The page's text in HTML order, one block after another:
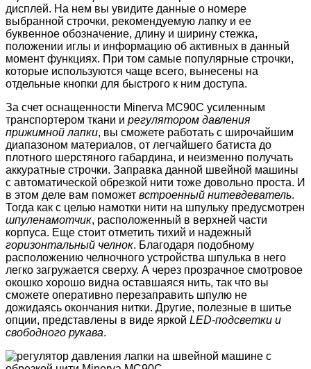
дисплей. На нем вы увидите данные о номере
выбранной строчки, рекомендуемую лапку и ее
буквенное обозначение, длину и ширину стежка,
положении иглы и информацию об активных в данный
момент функциях. При том самые популярные строчки,
которые используются чаще всего, вынесены на
отдельные кнопки для быстрого к ним доступа.
За счет оснащенности Minerva MC90C усиленным
транспортером ткани и регулятором давления
прижимной лапки, вы сможете работать с широчайшим
диапазоном материалов, от легчайшего батиста до
плотного шерстяного габардина, и неизменно получать
аккуратные строчки. Заправка данной швейной машины
с автоматической обрезкой нити тоже довольно проста. И
в этом деле вам поможет встроенный нитевдеватель.
Тогда как с целью намотки нити на шпульку предусмотрен
шпуленамотчик, расположенный в верхней части
корпуса. Еще стоит отметить тихий и надежный
горизонтальный челнок. Благодаря подобному
расположению челночного устройства шпулька в него
легко загружается сверху. А через прозрачное смотровое
окошко хорошо видна оставшаяся нить, так что вы
сможете оперативно перезаправить шпулю не
дожидаясь окончания нитки. Другие, полезные в шитье
опции, представлены в виде яркой LED-подсветки и
свободного рукава.